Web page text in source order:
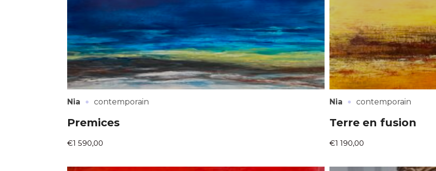
Nia · contemporain
Premices
€1 590,00
Nia · contemporain
Terre en fusion
€1 190,00